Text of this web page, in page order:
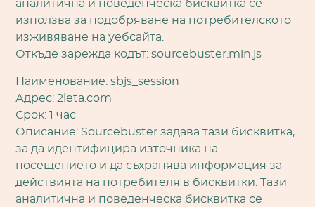
аналитична и поведенческа бисквитка се
използва за подобряване на потребителското
изживяване на уебсайта.
Откъде зарежда кодът: sourcebuster.min.js
Наименование: sbjs_session
Адрес: 2leta.com
Срок: 1 час
Описание: Sourcebuster задава тази бисквитка,
за да идентифицира източника на
посещението и да съхранява информация за
действията на потребителя в бисквитки. Тази
аналитична и поведенческа бисквитка се